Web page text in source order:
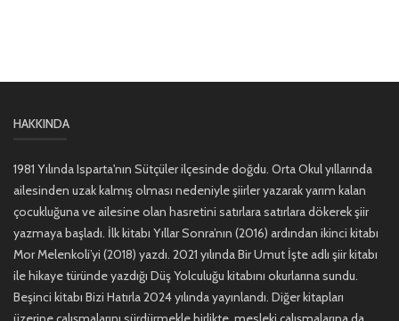
HAKKINDA
1981 Yılında Isparta'nın Sütçüler ilçesinde doğdu. Orta Okul yıllarında
ailesinden uzak kalmış olması nedeniyle şiirler yazarak yarım kalan
çocukluğuna ve ailesine olan hasretini satırlara satırlara dökerek şiir
yazmaya başladı. İlk kitabı Yıllar Sonra’nın (2016) ardından ikinci kitabı
Mor Melenkoli’yi (2018) yazdı. 2021 yılında Bir Umut İşte adlı şiir kitabı
ile hikaye türünde yazdığı Düş Yolculuğu kitabını okurlarına sundu.
Beşinci kitabı Bizi Hatırla 2024 yılında yayınlandı. Diğer kitapları